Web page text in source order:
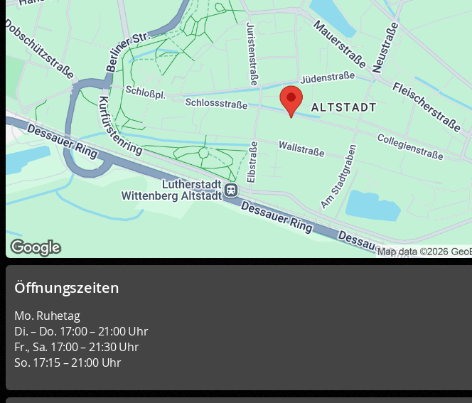
Öffnungszeiten
Mo. Ruhetag
Di. – Do. 17:00 – 21:00 Uhr
Fr., Sa. 17:00 – 21:30 Uhr
So. 17:15 – 21:00 Uhr